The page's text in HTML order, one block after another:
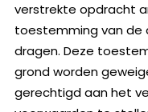
verstrekte opdracht
toestemming van de
dragen. Deze
grond worden
gerechtigd aan het